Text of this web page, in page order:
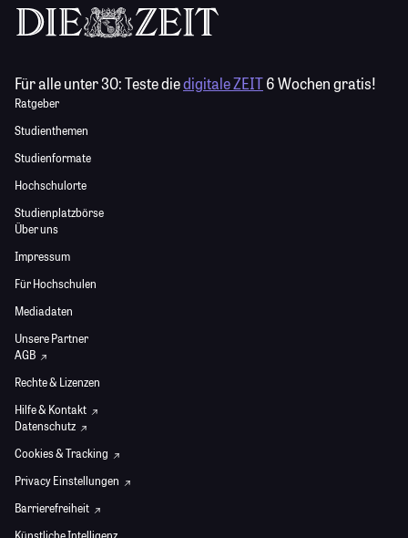
Für alle unter 30:Teste diedigitale ZEIT6 Wochen gratis!
Ratgeber
Studienthemen
Studienformate
Hochschulorte
Studienplatzbörse
Über uns
Impressum
Für Hochschulen
Mediadaten
Unsere Partner
AGB
Rechte & Lizenzen
Hilfe & Kontakt
Datenschutz
Cookies & Tracking
Privacy Einstellungen
Barrierefreiheit